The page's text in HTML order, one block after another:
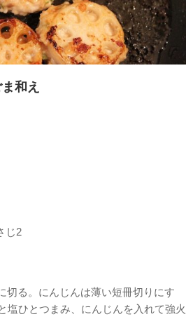
和え
じ2
る。にんじんは薄い短冊切りにす
塩ひとつまみ、にんじんを入れて強火